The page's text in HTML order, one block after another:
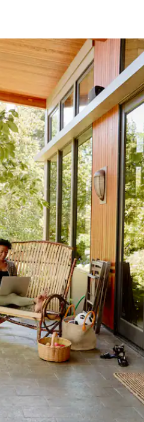
и надолу или